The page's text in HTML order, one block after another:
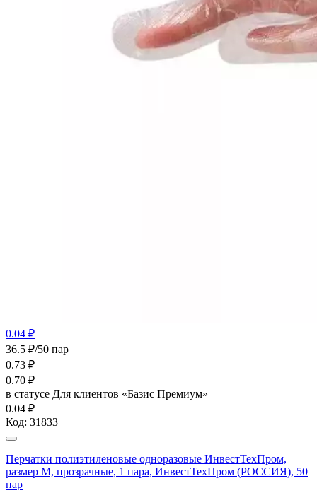
0.04 ₽
36.5 ₽/50 пар
0.73 ₽
0.70 ₽
в статусе Для клиентов «Базис Премиум»
0.04 ₽
Код: 31833
Перчатки полиэтиленовые одноразовые ИнвестТехПром,
размер M, прозрачные, 1 пара, ИнвестТехПром (РОССИЯ), 50
пар